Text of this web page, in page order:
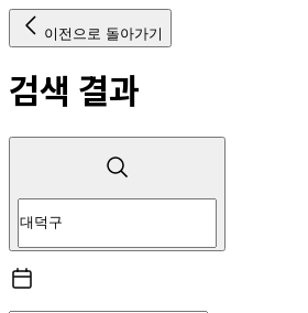
이전으로 돌아가기
검색 결과